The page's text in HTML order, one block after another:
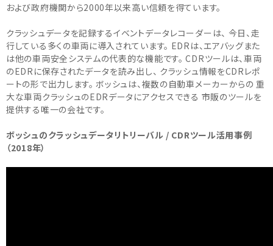
および政府機関から2000年以来高い信頼を得ています。
クラッシュデータを記録するイベントデータレコーダーは、 今日、走
行している多くの車両に導入されています。 EDRは、エアバッグまた
は他の車両安全システムの代表的な機能です。 CDRツールは、車両
のEDRに保存されたデータを読み出し、 クラッシュ情報をCDRレポ
ートの形で出力します。 ボッシュは、複数の自動車メーカーからの 重
大な車両クラッシュのEDRデータにアクセスできる 市販のツールを
提供する唯一の会社です。
ボッシュのクラッシュデータリトリーバル / CDRツール活用事例
（2018年）